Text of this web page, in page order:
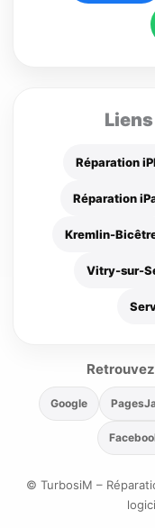
Réparation
Réparation
Kremlin-
Vitry-sur-
Google
© TurbosiM –